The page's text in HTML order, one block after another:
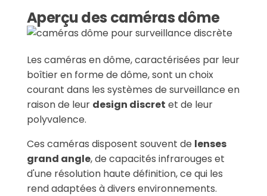
Aperçu des caméras dôme
Les caméras en dôme, caractérisées par leur
boîtier en forme de dôme, sont un choix
courant dans les systèmes de surveillance en
raison de leur design discret et de leur
polyvalence.
Ces caméras disposent souvent de lenses
grand angle, de capacités infrarouges et
d'une résolution haute définition, ce qui les
rend adaptées à divers environnements.